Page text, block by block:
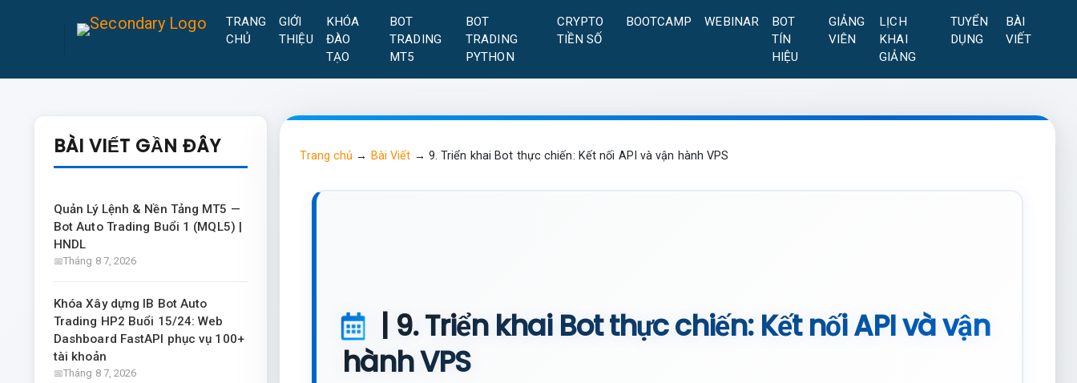
TRANG
CHỦ
GIỚI
THIỆU
KHÓA
ĐÀO
TẠO
BOT
TRADING
MT5
BOT
TRADING
PYTHON
CRYPTO
TIỀN SỐ
BOOTCAMP WEBINAR
BOT
TÍN
HIỆU
GIẢNG
VIÊN
LỊCH
KHAI
GIẢNG
TUYỂN
DỤNG
BÀI
VIẾT
BÀI VIẾT GẦN ĐÂY
Quản Lý Lệnh & Nền Tảng MT5 —
Bot Auto Trading Buổi 1 (MQL5) |
HNDL
Tháng 8 7, 2026
Khóa Xây dựng IB Bot Auto
Trading HP2 Buổi 15/24: Web
Dashboard FastAPI phục vụ 100+
tài khoản
Tháng 8 7, 2026
Trang chủ → Bài Viết → 9. Triển khai Bot thực chiến: Kết nối API và vận hành VPS
| 9. Triển khai Bot thực chiến: Kết nối API và vận
hành VPS